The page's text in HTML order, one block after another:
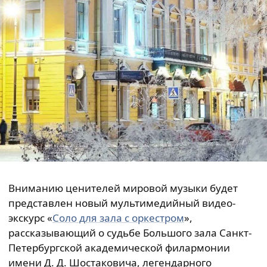
Вниманию ценителей мировой музыки будет
представлен новый мультимедийный видео-
экскурс «Соло для зала с оркестром»,
рассказывающий о судьбе Большого зала Санкт-
Петербургской академической филармонии
имени Д. Д. Шостаковича, легендарного